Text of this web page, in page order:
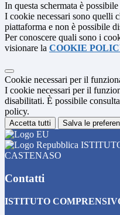
In questa schermata è
I cookie necessari sono quelli
piattaforma e non è possibile
Per conoscere quali sono i
visionare la COOKIE
Cookie necessari per il
I cookie necessari per il
disabilitati. È possibile
policy.
Accetta tutti Salva le
CASTENASO
Contatti
ISTITUTO